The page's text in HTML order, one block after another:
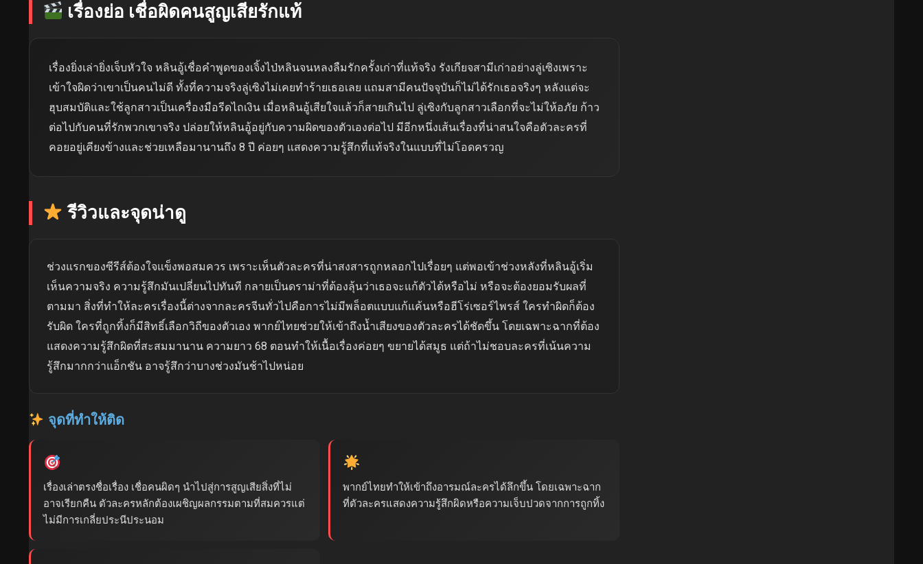
เรื่องย่อ เชื่อผิดคนสูญเสียรักแท้
เรื่องยิ่งเล่ายิ่งเจ็บหัวใจ หลินอู้เชื่อคำพูดของเจิ้งไป่หลินจนหลงลืมรักครั้งเก่าที่แท้จริง รังเกียจสามีเก่าอย่างลู่เซิงเพราะ
เข้าใจผิดว่าเขาเป็นคนไม่ดี ทั้งที่ความจริงลู่เซิงไม่เคยทำร้ายเธอเลย แถมสามีคนปัจจุบันก็ไม่ได้รักเธอจริงๆ หลังแต่จะ
ฮุบสมบัติและใช้ลูกสาวเป็นเครื่องมือรีดไถเงิน เมื่อหลินอู้เสียใจแล้วก็สายเกินไป ลู่เซิงกับลูกสาวเลือกที่จะไม่ให้อภัย ก้าว
ต่อไปกับคนที่รักพวกเขาจริง ปล่อยให้หลินอู้อยู่กับความผิดของตัวเองต่อไป มีอีกหนึ่งเส้นเรื่องที่น่าสนใจคือตัวละครที่
คอยอยู่เคียงข้างและช่วยเหลือมานานถึง 8 ปี ค่อยๆ แสดงความรู้สึกที่แท้จริงในแบบที่ไม่โอดครวญ
รีวิวและจุดน่าดู
ช่วงแรกของซีรีส์ต้องใจแข็งพอสมควร เพราะเห็นตัวละครที่น่าสงสารถูกหลอกไปเรื่อยๆ แต่พอเข้าช่วงหลังที่หลินอู้เริ่ม
เห็นความจริง ความรู้สึกมันเปลี่ยนไปทันที กลายเป็นดราม่าที่ต้องลุ้นว่าเธอจะแก้ตัวได้หรือไม่ หรือจะต้องยอมรับผลที่
ตามมา สิ่งที่ทำให้ละครเรื่องนี้ต่างจากละครจีนทั่วไปคือการไม่มีพล็อตแบบแก้แค้นหรือฮีโร่เซอร์ไพรส์ ใครทำผิดก็ต้อง
รับผิด ใครที่ถูกทิ้งก็มีสิทธิ์เลือกวิถีของตัวเอง พากย์ไทยช่วยให้เข้าถึงน้ำเสียงของตัวละครได้ชัดขึ้น โดยเฉพาะฉากที่ต้อง
แสดงความรู้สึกผิดที่สะสมมานาน ความยาว 68 ตอนทำให้เนื้อเรื่องค่อยๆ ขยายได้สมูธ แต่ถ้าไม่ชอบละครที่เน้นความ
รู้สึกมากกว่าแอ็กชัน อาจรู้สึกว่าบางช่วงมันช้าไปหน่อย
จุดที่ทำให้ติด
เรื่องเล่าตรงชื่อเรื่อง เชื่อคนผิดๆ นำไปสู่การสูญเสียสิ่งที่ไม่
อาจเรียกคืน ตัวละครหลักต้องเผชิญผลกรรมตามที่สมควรแต่
ไม่มีการเกลี่ยประนีประนอม
พากย์ไทยทำให้เข้าถึงอารมณ์ละครได้ลึกขึ้น โดยเฉพาะฉาก
ที่ตัวละครแสดงความรู้สึกผิดหรือความเจ็บปวดจากการถูกทิ้ง